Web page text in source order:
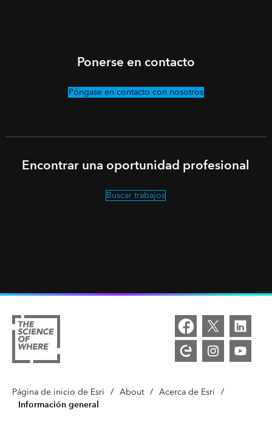
Ponerse en contacto
Póngase en contacto con nosotros
Encontrar una oportunidad profesional
Buscar trabajos
Página de inicio de Esri / About / Acerca de Esri /
Información general